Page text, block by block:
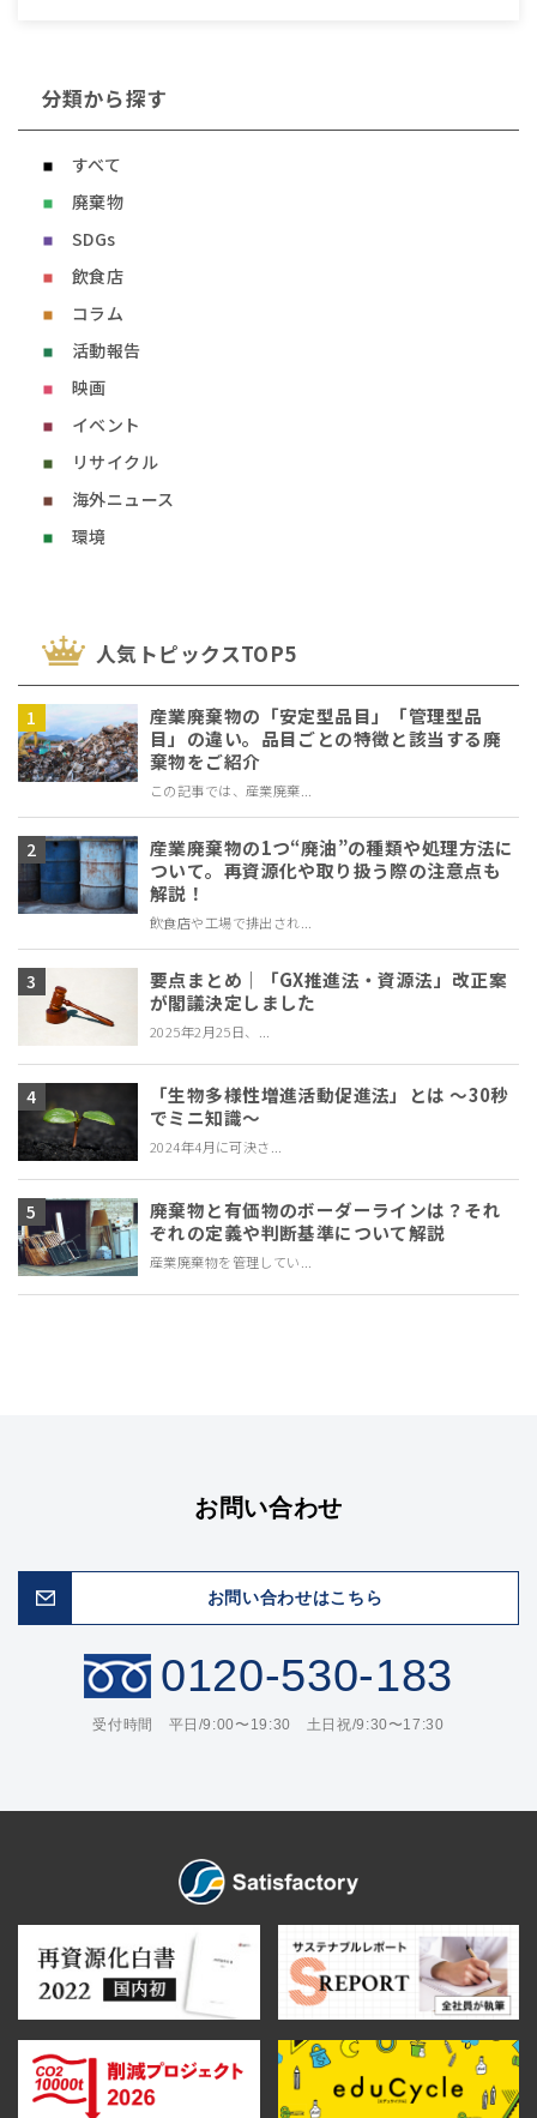
分類から探す
すべて
廃棄物
SDGs
飲食店
コラム
活動報告
映画
イベント
リサイクル
海外ニュース
環境
⼈気トピックスTOP5
産業廃棄物の「安定型品目」「管理型品
目」の違い。品目ごとの特徴と該当する廃
棄物をご紹介
この記事では、産業廃棄...
産業廃棄物の1つ“廃油”の種類や処理方法に
ついて。再資源化や取り扱う際の注意点も
解説！
飲食店や工場で排出され...
要点まとめ｜「GX推進法・資源法」改正案
が閣議決定しました
2025年2月25日、...
「生物多様性増進活動促進法」とは ～30秒
でミニ知識～
2024年4月に可決さ...
廃棄物と有価物のボーダーラインは？それ
ぞれの定義や判断基準について解説
産業廃棄物を管理してい...
お問い合わせ
お問い合わせはこちら
0120-530-183
受付時間 平日/9:00〜19:30 土日祝/9:30〜17:30